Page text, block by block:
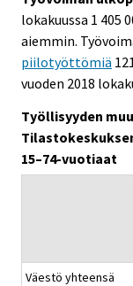
lokakuussa 1 405
aiemmin.
piilotyöttömiä
vuoden 2018
Työllisyyden
15–74-vuotiaat
Väestö yhteensä